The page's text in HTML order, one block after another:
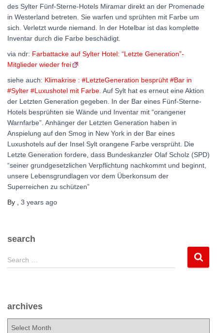
des Sylter Fünf-Sterne-Hotels Miramar direkt an der Promenade
in Westerland betreten. Sie warfen und sprühten mit Farbe um
sich. Verletzt wurde niemand. In der Hotelbar ist das komplette
Inventar durch die Farbe beschädigt.
via ndr: Farbattacke auf Sylter Hotel: “Letzte Generation”-
Mitglieder wieder frei
siehe auch: Klimakrise : #LetzteGeneration besprüht #Bar in
#Sylter #Luxushotel mit Farbe . Auf Sylt hat es erneut eine Aktion
der Letzten Generation gegeben. In der Bar eines Fünf-Sterne-
Hotels besprühten sie Wände und Inventar mit “orangener
Warnfarbe”. Anhänger der Letzten Generation haben in
Anspielung auf den Smog in New York in der Bar eines
Luxushotels auf der Insel Sylt orangene Farbe versprüht. Die
Letzte Generation fordere, dass Bundeskanzler Olaf Scholz (SPD)
“seiner grundgesetzlichen Verpflichtung nachkommt und beginnt,
unsere Lebensgrundlagen vor dem Überkonsum der
Superreichen zu schützen”
By
3 years ago
search
S
e
h
f
Search …
archives